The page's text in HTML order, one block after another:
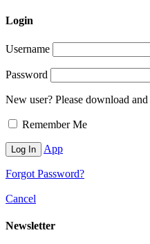
Login
Username
Password
New user? Please download
Remember Me
App
Forgot Password?
Cancel
Newsletter